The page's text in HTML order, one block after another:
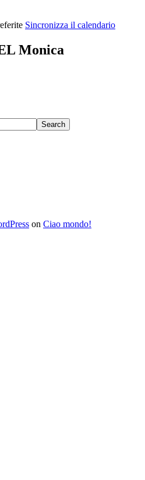
Sincronizza il calendario
Monica
on Ciao mondo!